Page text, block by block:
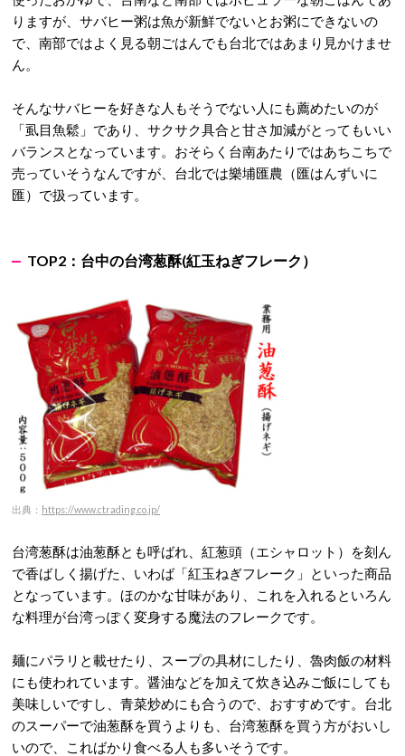
りますが、サバヒー粥は魚が新鮮でないとお粥にできないの
で、南部ではよく見る朝ごはんでも台北ではあまり見かけませ
ん。
そんなサバヒーを好きな人もそうでない人にも薦めたいのが
「虱目魚鬆」であり、サクサク具合と甘さ加減がとってもいい
バランスとなっています。おそらく台南あたりではあちこちで
売っていそうなんですが、台北では樂埔匯農（匯はんずいに
匯）で扱っています。
TOP2： 台中の台湾葱酥(紅玉ねぎフレーク）
出典： https://www.ctrading.co.jp/
台湾葱酥は油葱酥とも呼ばれ、紅葱頭（エシャロット）を刻ん
で香ばしく揚げた、いわば「紅玉ねぎフレーク」といった商品
となっています。ほのかな甘味があり、これを入れるといろん
な料理が台湾っぽく変身する魔法のフレークです。
麺にパラリと載せたり、スープの具材にしたり、魯肉飯の材料
にも使われています。醤油などを加えて炊き込みご飯にしても
美味しいですし、青菜炒めにも合うので、おすすめです。台北
のスーパーで油葱酥を買うよりも、台湾葱酥を買う方がおいし
いので、こればかり食べる人も多いそうです。